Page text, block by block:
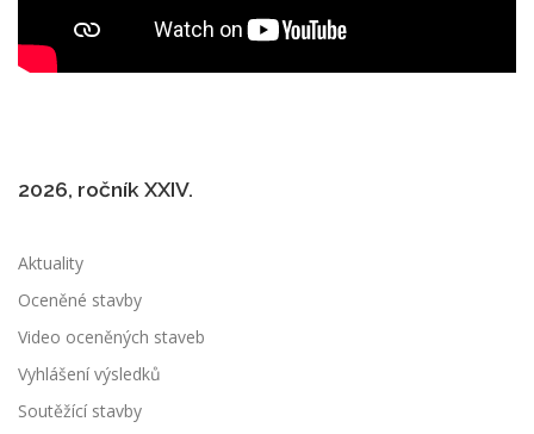
2026, ročník XXIV.
Aktuality
Oceněné stavby
Video oceněných staveb
Vyhlášení výsledků
Soutěžící stavby